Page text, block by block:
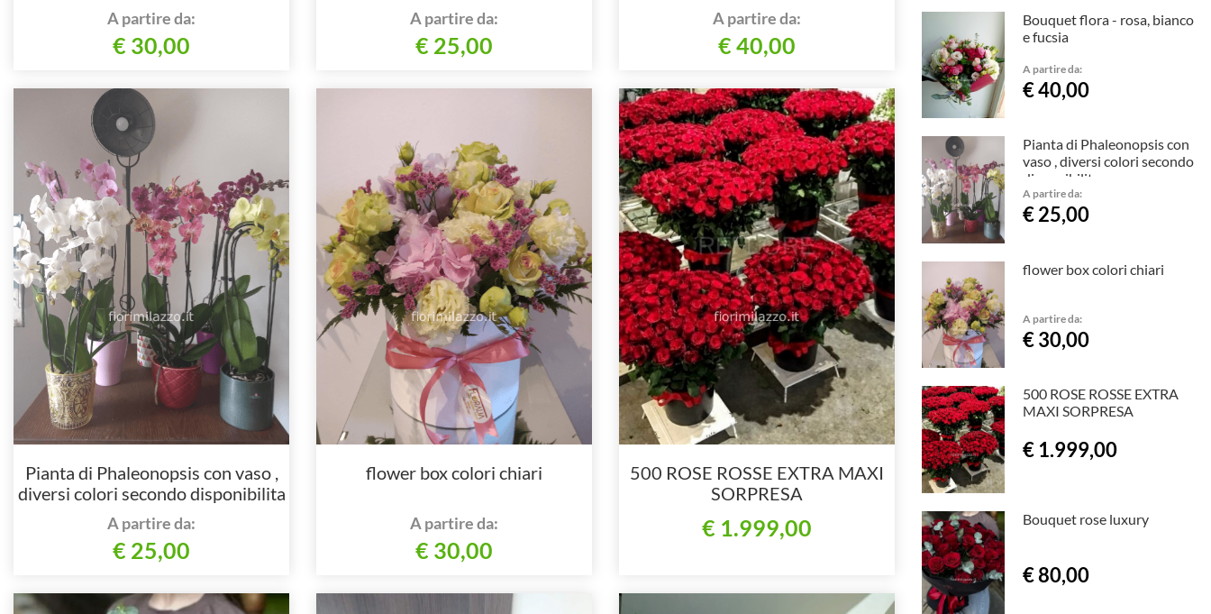
A partire da:
€ 30,00
A partire da:
€ 25,00
A partire da:
€ 40,00
Pianta di Phaleonopsis con vaso ,
diversi colori secondo disponibilita
A partire da:
€ 25,00
flower box colori chiari
A partire da:
€ 30,00
500 ROSE ROSSE EXTRA MAXI
SORPRESA
€ 1.999,00
Bouquet flora - rosa, bianco
e fucsia
A partire da:
€ 40,00
Pianta di Phaleonopsis con
vaso , diversi colori secondo
disponibilita
A partire da:
€ 25,00
flower box colori chiari
A partire da:
€ 30,00
500 ROSE ROSSE EXTRA
MAXI SORPRESA
€ 1.999,00
Bouquet rose luxury
€ 80,00